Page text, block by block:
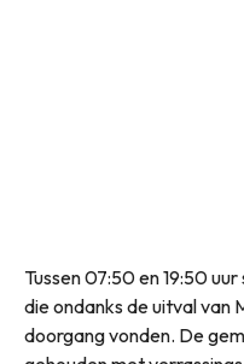
Tussen 07:50 en 19:50
die ondanks de uitval van
doorgang vonden. De